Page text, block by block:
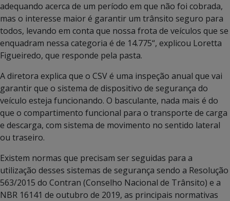
adequando acerca de um período em que não foi cobrada,
mas o interesse maior é garantir um trânsito seguro para
todos, levando em conta que nossa frota de veículos que se
enquadram nessa categoria é de 14.775“, explicou Loretta
Figueiredo, que responde pela pasta.
A diretora explica que o CSV é uma inspeção anual que vai
garantir que o sistema de dispositivo de segurança do
veículo esteja funcionando. O basculante, nada mais é do
que o compartimento funcional para o transporte de carga
e descarga, com sistema de movimento no sentido lateral
ou traseiro.
Existem normas que precisam ser seguidas para a
utilização desses sistemas de segurança sendo a Resolução
563/2015 do Contran (Conselho Nacional de Trânsito) e a
NBR 16141 de outubro de 2019, as principais normativas